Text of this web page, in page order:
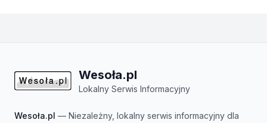
Wesoła.pl
Lokalny Serwis Informacyjny
Wesoła.pl — Niezależny, lokalny serwis informacyjny dla